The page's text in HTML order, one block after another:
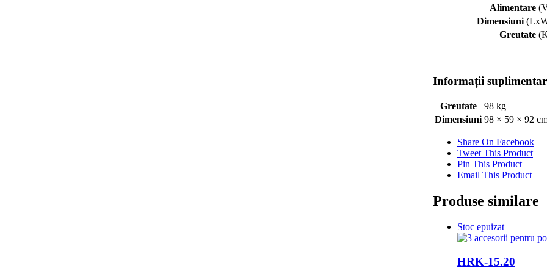
Alimentare
Dimensiuni
Greutate
Informații
Greutate
98 kg
Dimensiuni 98 × 59 × 92
Share On Facebook
Tweet This Product
Pin This Product
Email This Product
Produse similare
Stoc epuizat
HRK-15.20